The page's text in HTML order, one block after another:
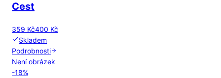
Cest
359 Kč400 Kč
Skladem
Podrobnosti
Není obrázek
-18%